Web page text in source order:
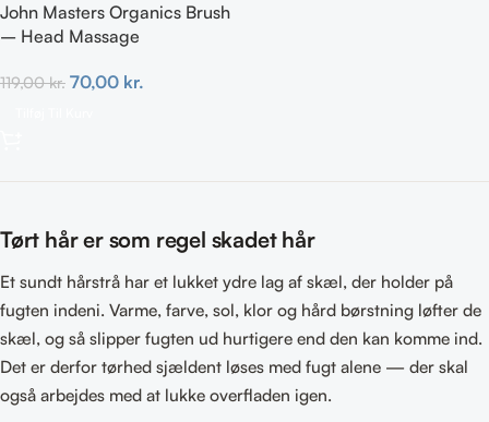
John Masters Organics Brush
– Head Massage
119,00kr. 70,00 kr.
Tørt hår er som regel skadet hår
Et sundt hårstrå har et lukket ydre lag af skæl, der holder på
fugten indeni. Varme, farve, sol, klor og hård børstning løfter de
skæl, og så slipper fugten ud hurtigere end den kan komme ind.
Det er derfor tørhed sjældent løses med fugt alene — der skal
også arbejdes med at lukke overfladen igen.